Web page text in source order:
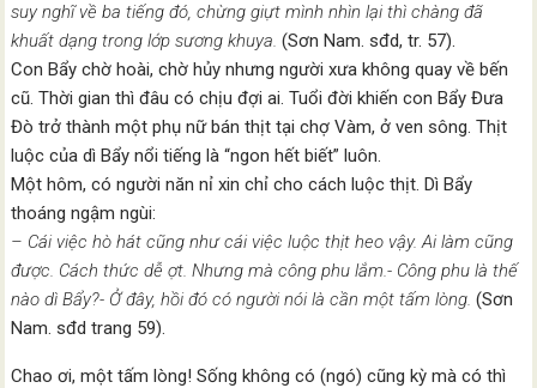
suy nghĩ về ba tiếng đó, chừng giựt mình nhìn lại thì chàng đã
khuất dạng trong lớp sương khuya. (Sơn Nam. sđd, tr. 57).
Con Bẩy chờ hoài, chờ hủy nhưng người xưa không quay về bến
cũ. Thời gian thì đâu có chịu đợi ai. Tuổi đời khiến con Bẩy Đưa
Đò trở thành một phụ nữ bán thịt tại chợ Vàm, ở ven sông. Thịt
luộc của dì Bẩy nổi tiếng là “ngon hết biết” luôn.
Một hôm, có người năn nỉ xin chỉ cho cách luộc thịt. Dì Bẩy
thoáng ngậm ngùi:
– Cái việc hò hát cũng như cái việc luộc thịt heo vậy. Ai làm cũng
được. Cách thức dễ ợt. Nhưng mà công phu lắm.- Công phu là thế
nào dì Bẩy?- Ở đây, hồi đó có người nói là cần một tấm lòng.(Sơn
Nam. sđd trang 59).
Chao ơi, một tấm lòng! Sống không có (ngó) cũng kỳ mà có thì